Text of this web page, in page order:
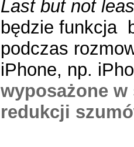
Last but not
będzie funkcja
podczas
iPhone, np.
wyposażone w
redukcji